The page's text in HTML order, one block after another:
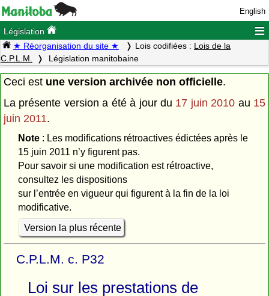
English
Législation ≡
★ Réorganisation du site ★ Lois codifiées : Lois de la
C.P.L.M.
Législation manitobaine
Ceci est une version archivée non officielle.
La présente version a été à jour du 17 juin 2010 au 15
juin 2011.
Note: Les modifications rétroactives édictées après le
15 juin 2011 n’y figurent pas.
Pour savoir si une modification est rétroactive,
consultez les dispositions
sur l’entrée en vigueur qui figurent à la fin de la loi
modificative.
Version la plus récente
C.P.L.M. c. P32
Loi sur les prestations de